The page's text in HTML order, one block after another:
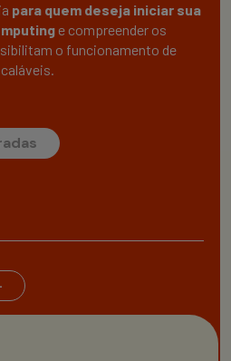
para quem deseja iniciar sua
e compreender os
o funcionamento de